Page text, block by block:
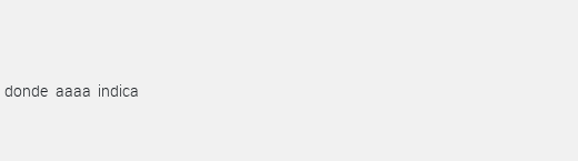
aaaa indica